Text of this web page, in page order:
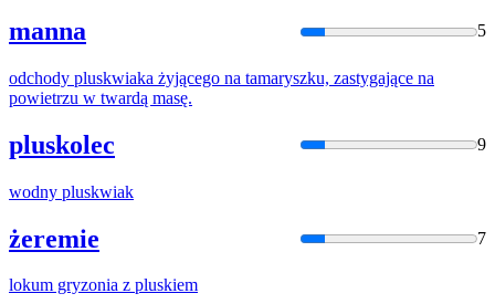
manna 5
odchody pluskwiaka żyjącego na tamaryszku, zastygające na
powietrzu w twardą masę.
pluskolec 9
wodny pluskwiak
żeremie 7
lokum gryzonia z pluskiem